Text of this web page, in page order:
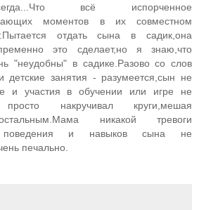
всё испорченное
моментов в их совместном
отдать сына в садик,она
это сделает,но я знаю,что
"неудобны" в садике.Разово со слов
занятия - разумеется,сын не
и участия в обучении или игре не
накручивал круги,мешая
никакой тревоги
поведения и навыков сына не
печально.